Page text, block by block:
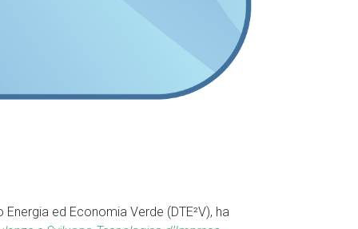
ed Economia Verde (DTE²V), ha